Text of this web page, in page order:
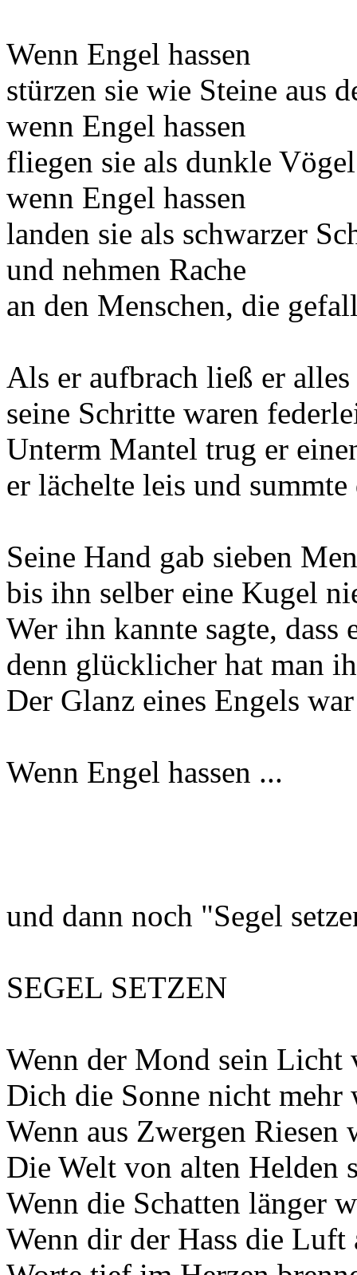
Wenn Engel hassen
stürzen sie wie Steine aus
wenn Engel hassen
fliegen sie als dunkle
wenn Engel hassen
landen sie als schwarzer
und nehmen Rache
an den Menschen, die
Als er aufbrach ließ er
seine Schritte waren
Unterm Mantel trug er
er lächelte leis und summte
Seine Hand gab sieben
bis ihn selber eine Kugel
Wer ihn kannte sagte, dass
denn glücklicher hat man
Der Glanz eines Engels
Wenn Engel hassen ...
und dann noch "Segel
SEGEL SETZEN
Wenn der Mond sein Licht
Dich die Sonne nicht mehr
Wenn aus Zwergen Riesen
Die Welt von alten Helden
Wenn die Schatten länger
Wenn dir der Hass die Luft